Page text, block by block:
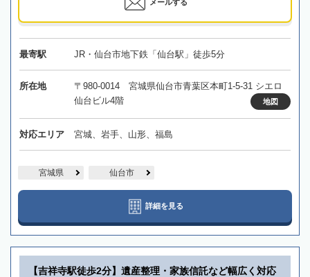
メールする
最寄駅 JR・仙台市地下鉄「仙台駅」徒歩5分
所在地
〒980-0014 宮城県仙台市青葉区本町1-5-31 シエロ
仙台ビル4階
地図
対応エリア 宮城、岩手、山形、福島
宮城県 仙台市
詳細を見る
【吉祥寺駅徒歩2分】遺産整理・家族信託など幅広く対応